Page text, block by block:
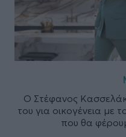
Ο Στέφανος
του για οικογένεια με
που θα